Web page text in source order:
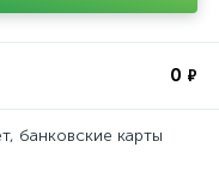
0 ₽
банковские карты